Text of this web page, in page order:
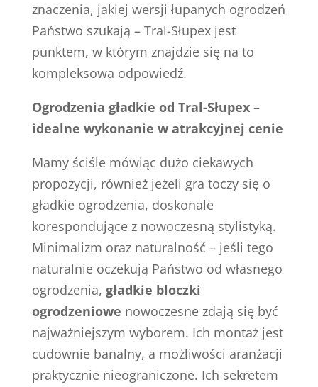
znaczenia, jakiej wersji łupanych ogrodzeń
Państwo szukają – Tral-Słupex jest
punktem, w którym znajdzie się na to
kompleksowa odpowiedź.
Ogrodzenia gładkie od Tral-Słupex –
idealne wykonanie w atrakcyjnej cenie
Mamy ściśle mówiąc dużo ciekawych
propozycji, również jeżeli gra toczy się o
gładkie ogrodzenia, doskonale
korespondujące z nowoczesną stylistyką.
Minimalizm oraz naturalność – jeśli tego
naturalnie oczekują Państwo od własnego
ogrodzenia, gładkie bloczki
ogrodzeniowe nowoczesne zdają się być
najważniejszym wyborem. Ich montaż jest
cudownie banalny, a możliwości aranżacji
praktycznie nieograniczone. Ich sekretem